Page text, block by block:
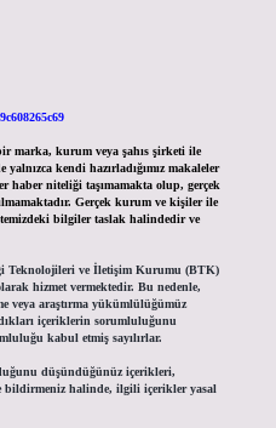
marka, kurum veya şahıs şirketi ile
kendi hazırladığımız makaleler
haber niteliği taşımamakta olup, gerçek
Gerçek kurum ve kişiler ile
bilgiler taslak halindedir ve
Teknolojileri ve İletişim Kurumu (BTK)
hizmet vermektedir. Bu nedenle,
veya araştırma yükümlülüğümüz
içeriklerin sorumluluğunu
kabul etmiş sayılırlar.
düşündüğünüz içerikleri,
bildirmeniz halinde, ilgili içerikler yasal